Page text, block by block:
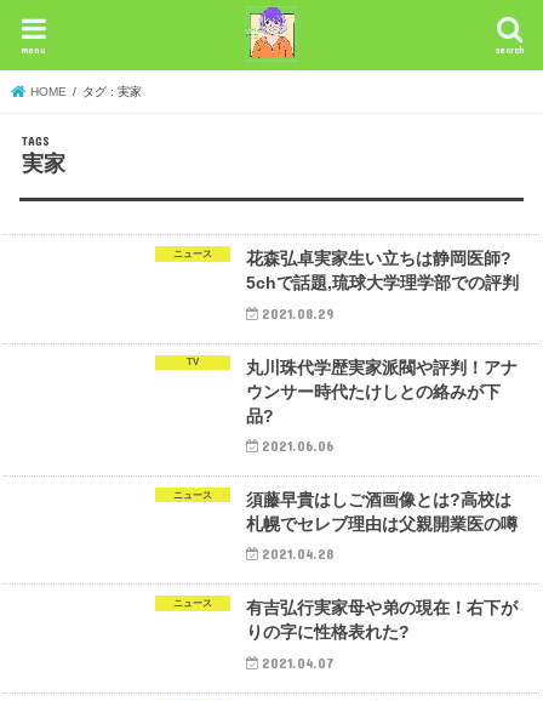
search
menu
HOME タグ : 実家
実家
ニュース
花森弘卓実家生い立ちは静岡医師?
5chで話題,琉球大学理学部での評判
2021.08.29
TV
丸川珠代学歴実家派閥や評判！アナ
ウンサー時代たけしとの絡みが下
品?
2021.06.06
ニュース
須藤早貴はしご酒画像とは?高校は
札幌でセレブ理由は父親開業医の噂
2021.04.28
ニュース
有吉弘行実家母や弟の現在！右下が
りの字に性格表れた?
2021.04.07